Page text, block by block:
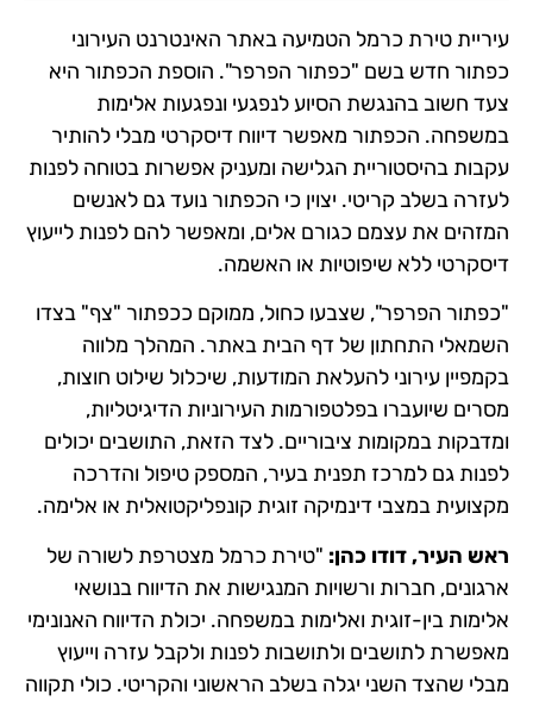
עיריית טירת כרמל הטמיעה באתר האינטרנט העירוני
כפתור חדש בשם "כפתור הפרפר". הוספת הכפתור היא
צעד חשוב בהנגשת הסיוע לנפגעי ונפגעות אלימות
במשפחה. הכפתור מאפשר דיווח דיסקרטי מבלי להותיר
עקבות בהיסטוריית הגלישה ומעניק אפשרות בטוחה לפנות
לעזרה בשלב קריטי. יצוין כי הכפתור נועד גם לאנשים
המזהים את עצמם כגורם אלים, ומאפשר להם לפנות לייעוץ
דיסקרטי ללא שיפוטיות או האשמה.
"כפתור הפרפר", שצבעו כחול, ממוקם ככפתור "צף" בצדו
השמאלי התחתון של דף הבית באתר. המהלך מלווה
בקמפיין עירוני להעלאת המודעות, שיכלול שילוט חוצות,
מסרים שיועברו בפלטפורמות העירוניות הדיגיטליות,
ומדבקות במקומות ציבוריים. לצד הזאת, התושבים יכולים
לפנות גם למרכז תפנית בעיר, המספק טיפול והדרכה
מקצועית במצבי דינמיקה זוגית קונפליקטואלית או אלימה.
ראש העיר, דודו כהן: "טירת כרמל מצטרפת לשורה של
ארגונים, חברות ורשויות המנגישות את הדיווח בנושאי
אלימות בין-זוגית ואלימות במשפחה. יכולת הדיווח האנונימי
מאפשרת לתושבים ולתושבות לפנות ולקבל עזרה וייעוץ
מבלי שהצד השני יגלה בשלב הראשוני והקריטי. כולי תקווה